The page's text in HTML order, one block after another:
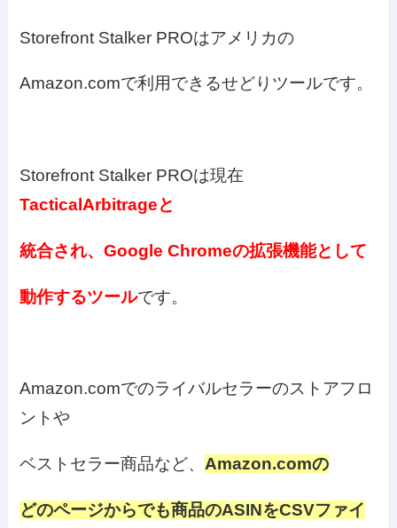
Storefront Stalker PROはアメリカの
Amazon.comで利用できるせどりツールです。
Storefront Stalker PROは現在
TacticalArbitrageと
統合され、Google Chromeの拡張機能として
動作するツールです。
Amazon.comでのライバルセラーのストアフロ
ントや
ベストセラー商品など、 Amazon.comの
どのページからでも商品のASINをCSVファイ